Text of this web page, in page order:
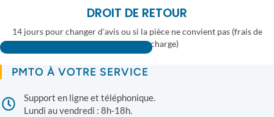
DROIT DE RETOUR
14 jours pour changer d'avis ou si la pièce ne convient pas (frais de
retour à votre charge)
Consulter la fiche Google PMTO
PMTO À VOTRE SERVICE
Support en ligne et téléphonique.
Lundi au vendredi : 8h-18h.